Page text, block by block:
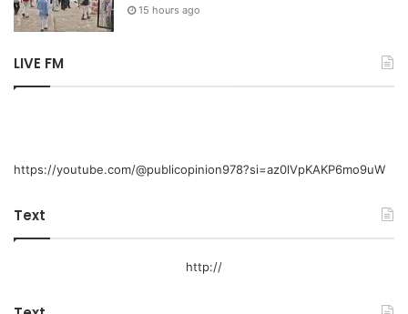
15 hours ago
LIVE FM
https://youtube.com/@publicopinion978?si=az0lVpKAKP6mo9uW
Text
http://